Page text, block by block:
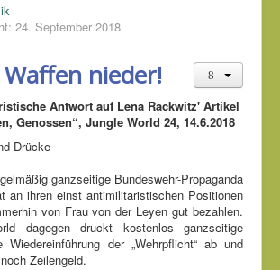
24. September 2018
Waffen nieder!
Antwort auf Lena Rackwitz' Artikel
Genossen“, Jungle World 24, 14.6.2018
Drücke
ganzseitige Bundeswehr-Propaganda
an ihren einst antimilitaristischen Positionen
von Frau von der Leyen gut bezahlen.
dagegen druckt kostenlos ganzseitige
der „Wehrpflicht“ ab und
Zeilengeld.